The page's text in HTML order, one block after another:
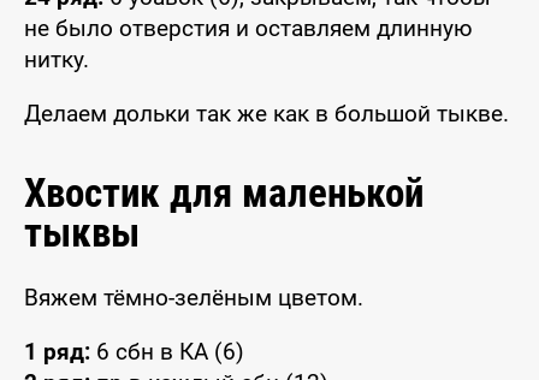
не было отверстия и оставляем длинную
нитку.
Делаем дольки так же как в большой тыкве.
Хвостик для маленькой
тыквы
Вяжем тёмно-зелёным цветом.
1 ряд: 6 сбн в КА (6)